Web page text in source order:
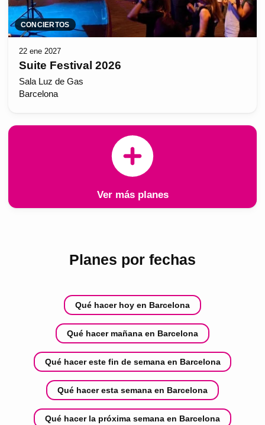
CONCIERTOS
22 ene 2027
Suite Festival 2026
Sala Luz de Gas
Barcelona
Ver más planes
Planes por fechas
Qué hacer hoy en Barcelona
Qué hacer mañana en Barcelona
Qué hacer este fin de semana en Barcelona
Qué hacer esta semana en Barcelona
Qué hacer la próxima semana en Barcelona